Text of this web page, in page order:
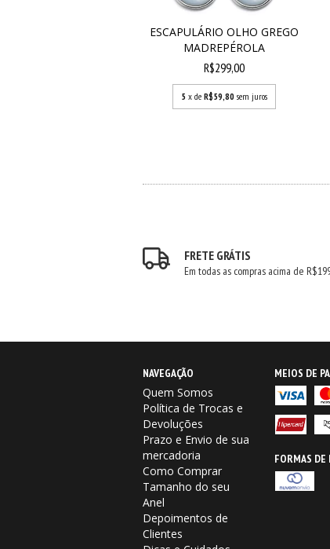
ESCAPULÁRIO OLHO GREGO
MADREPÉROLA
R$299,00
5 x de R$59,80 sem juros
FRETE GRÁTIS
Em todas as compras acima de
NAVEGAÇÃO
Quem Somos
Política de Trocas e
Devoluções
Prazo e Envio de sua
mercadoria
Como Comprar
Tamanho do seu
Anel
Depoimentos de
Clientes
MEIOS DE
FORMAS DE